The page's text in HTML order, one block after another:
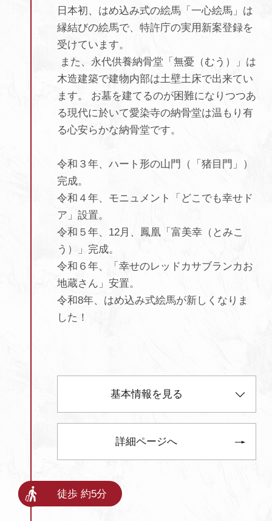
日本初、はめ込み式の絵馬「一心絵馬」は
縁結びの絵馬で、特許庁の実用新案登録を
受けています。
また、永代供養納骨堂「無憂（むう）」は
木造建築で建物内部は土壁土床で出来てい
ます。 お墓を建てるのが困難になりつつあ
る現代に於いて愛染寺の納骨堂は温もり有
る心安らかな納骨堂です。
令和３年、ハート形の山門（「猪目門」）
完成。
令和４年、モニュメント「どこでも幸せド
ア」設置。
令和５年、12月、鳳凰「富美幸（とみこ
う）」完成。
令和６年、「幸せのレッドカサブランカお
地蔵さん」安置。
令和8年、はめ込み式絵馬が新しくなりま
した！
基本情報を見る
詳細ページへ
徒歩 約5分